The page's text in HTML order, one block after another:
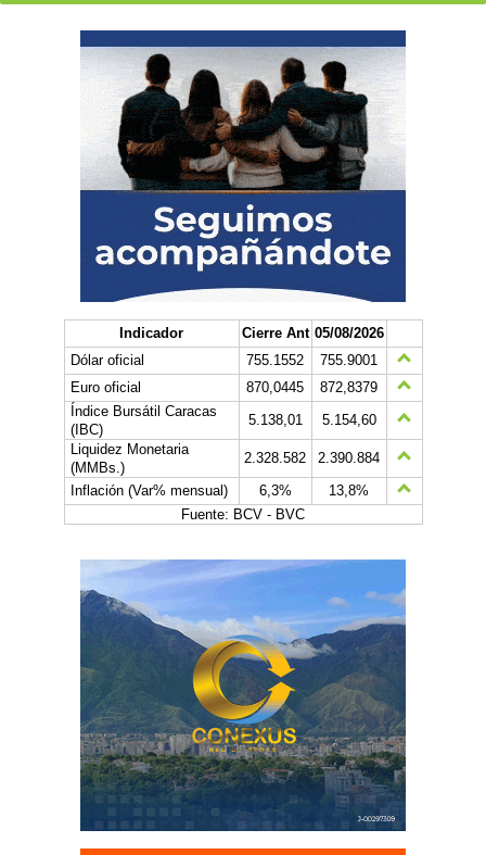
Indicador Cierre Ant 05/08/2026
Dólar oficial
755.1552
755.9001
Euro oficial
870,0445
872,8379
Índice Bursátil Caracas
(IBC)
5.138,01
5.154,60
Liquidez Monetaria
(MMBs.)
2.328.582
2.390.884
Inflación (Var% mensual)
6,3%
13,8%
Fuente: BCV - BVC